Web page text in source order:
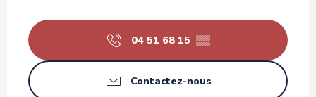
04 51 68 15 ▒▒
Contactez-nous